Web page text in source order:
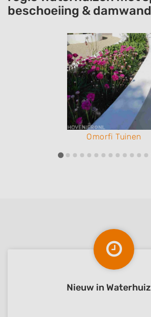
beschoeiing & damwand
Omorfi Tuinen
Nieuw in